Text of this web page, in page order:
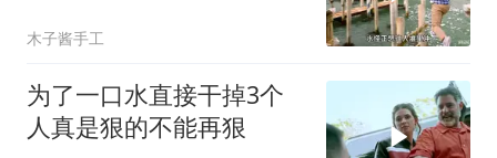
木子酱手工
为了一口水直接干掉3个
人真是狠的不能再狠